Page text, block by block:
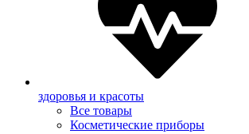
здоровья и красоты
Все товары
Косметические приборы